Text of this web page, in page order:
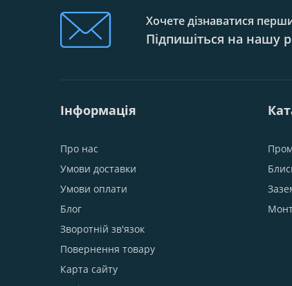
Хочете дізнаватися
Підпишіться на нашу
Інформація
Про нас
Умови доставки
Умови оплати
Блог
Зворотній зв'язок
Повернення товару
Карта сайту